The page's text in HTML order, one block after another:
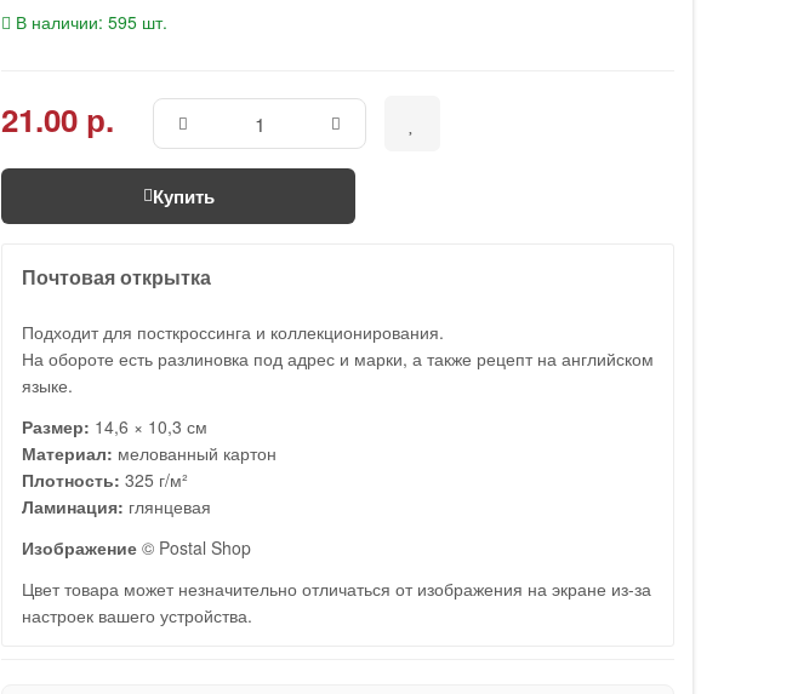
В наличии: 595 шт.
21.00 р.
Купить
Почтовая открытка
Подходит для посткроссинга и коллекционирования.
На обороте есть разлиновка под адрес и марки, а также рецепт на английском
языке.
Размер: 14,6 × 10,3 см
Материал: мелованный картон
Плотность: 325 г/м²
Ламинация: глянцевая
Изображение © Postal Shop
Цвет товара может незначительно отличаться от изображения на экране из-за
настроек вашего устройства.